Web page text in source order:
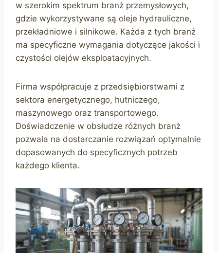
w szerokim spektrum branż przemysłowych,
gdzie wykorzystywane są oleje hydrauliczne,
przekładniowe i silnikowe. Każda z tych branż
ma specyficzne wymagania dotyczące jakości i
czystości olejów eksploatacyjnych.
Firma współpracuje z przedsiębiorstwami z
sektora energetycznego, hutniczego,
maszynowego oraz transportowego.
Doświadczenie w obsłudze różnych branż
pozwala na dostarczanie rozwiązań optymalnie
dopasowanych do specyficznych potrzeb
każdego klienta.